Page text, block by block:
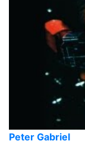
Peter Gabriel